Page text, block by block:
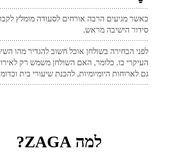
כאשר מגיעים הרבה אורחים לסעודה מומלץ
סידור הישיבה מראש.
לפני הבחירה בשולחן אוכל חשוב להגדיר מהו
העיקרי בו. כלומר, האם השולחן משמש רק
גם לארוחות היומיומיות, להכנת שיעורי בית
למה ZAGA?